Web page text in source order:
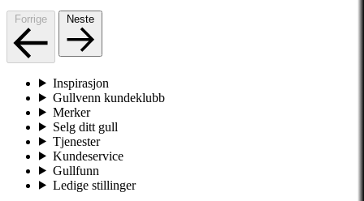
Forrige Neste
Inspirasjon
Gullvenn kundeklubb
Merker
Selg ditt gull
Tjenester
Kundeservice
Gullfunn
Ledige stillinger